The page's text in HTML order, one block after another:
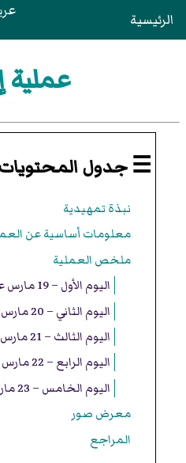
الرئيسية
عملية
☰ جدول
نبذة تمهيدية
معلومات أساسية عن
ملخص العملية
اليوم الأول – 19 مارس عام 2011
اليوم الثاني – 20 مارس عام 2011
اليوم الثالث – 21 مارس عام 2011
اليوم الرابع – 22 مارس عام 2011
اليوم الخامس – 23 مارس عام 2011
معرض صور
المراجع